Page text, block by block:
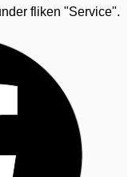
fliken "Service".